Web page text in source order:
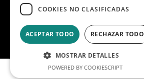
COOKIES NO CLASIFICADAS
ACEPTAR TODO RECHAZAR TODO
MOSTRAR DETALLES
POWERED BY COOKIESCRIPT